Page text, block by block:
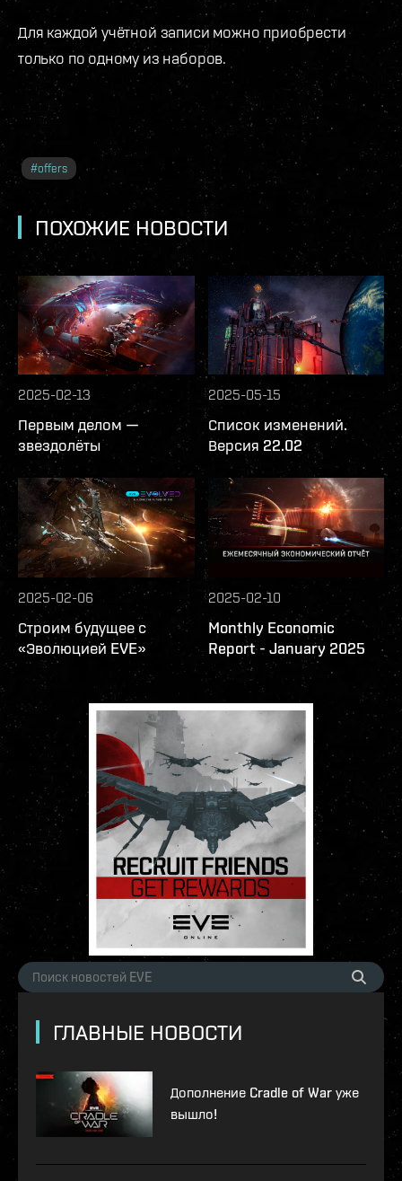
Для каждой учётной записи можно приобрести
только по одному из наборов.
#offers
ПОХОЖИЕ НОВОСТИ
2025-02-13
Первым делом —
звездолёты
2025-05-15
Список изменений.
Версия 22.02
2025-02-06
Строим будущее с
«Эволюцией EVE»
2025-02-10
Monthly Economic
Report - January 2025
ГЛАВНЫЕ НОВОСТИ
Дополнение Cradle of War уже
вышло!